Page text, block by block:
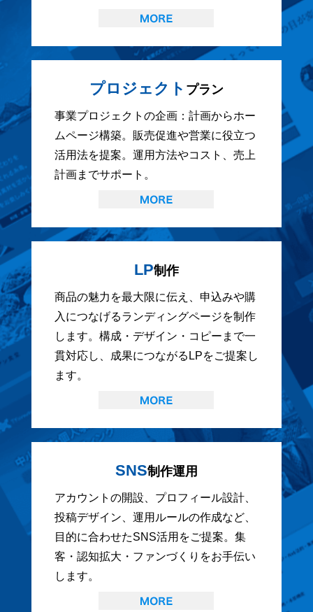
プロジェクト プラン
事業プロジェクトの企画：計画からホー
ムページ構築。販売促進や営業に役立つ
活用法を提案。運用方法やコスト、売上
計画までサポート。
LP制作
商品の魅力を最大限に伝え、申込みや購
入につなげるランディングページを制作
します。構成・デザイン・コピーまで一
貫対応し、成果につながるLPをご提案し
ます。
SNS制作運用
アカウントの開設、プロフィール設計、
投稿デザイン、運用ルールの作成など、
目的に合わせたSNS活用をご提案。集
客・認知拡大・ファンづくりをお手伝い
します。